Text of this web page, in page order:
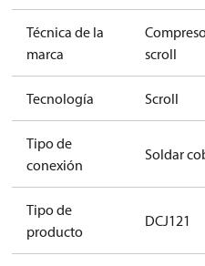
Técnica de la
marca
scroll
Tecnología Scroll
Tipo de
conexión
Soldar
Tipo de
producto
DCJ121